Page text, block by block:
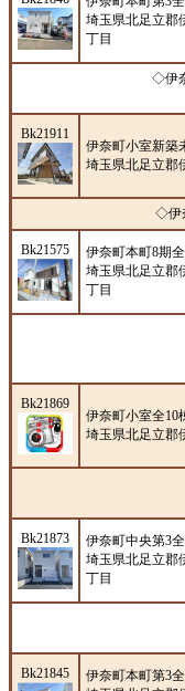
埼玉県北足立郡
丁目
◇伊
Bk21911
伊奈町小室新築
埼玉県北足立郡
◇伊
Bk21575
伊奈町本町8期
埼玉県北足立郡
丁目
Bk21869
伊奈町小室全10
埼玉県北足立郡
Bk21873
伊奈町中央第3
埼玉県北足立郡
丁目
Bk21845
伊奈町本町第3